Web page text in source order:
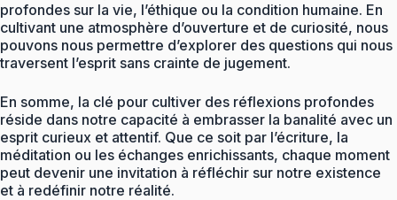
profondes sur la vie, l’éthique ou la condition humaine. En
cultivant une atmosphère d’ouverture et de curiosité, nous
pouvons nous permettre d’explorer des questions qui nous
traversent l’esprit sans crainte de jugement.
En somme, la clé pour cultiver des réflexions profondes
réside dans notre capacité à embrasser la banalité avec un
esprit curieux et attentif. Que ce soit par l’écriture, la
méditation ou les échanges enrichissants, chaque moment
peut devenir une invitation à réfléchir sur notre existence
et à redéfinir notre réalité.